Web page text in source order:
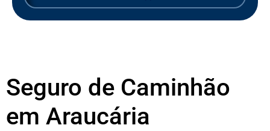
Seguro de Caminhão
em Araucária